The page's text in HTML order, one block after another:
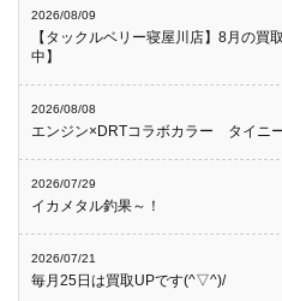
2026/08/09
【タックルベリー寝屋川店】8月の買
中】
2026/08/08
エンジン×DRTコラボカラー タイニ
2026/07/29
イカメタル釣果～！
2026/07/21
毎月25日は買取UPです(^▽^)/